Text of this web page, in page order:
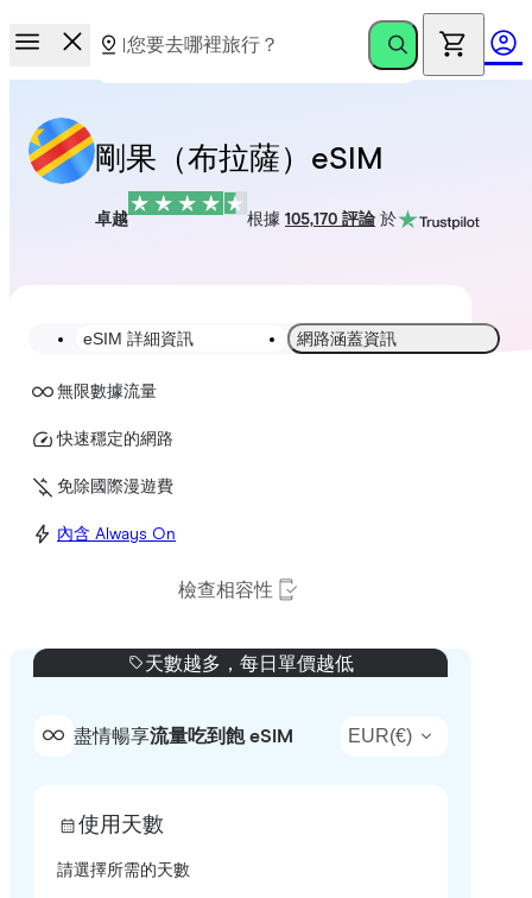
剛果（布拉薩）eSIM
卓越 根據 105,170 評論 於
eSIM 詳細資訊 網路涵蓋資訊
無限數據流量
快速穩定的網路
免除國際漫遊費
內含 Always On
檢查相容性
天數越多，每日單價越低
盡情暢享流量吃到飽 eSIM EUR(€)
使用天數
請選擇所需的天數